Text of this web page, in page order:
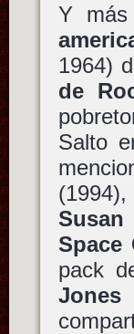
Y
1964)
de
Salto
(1994),
Susan
Space
pack
Jones